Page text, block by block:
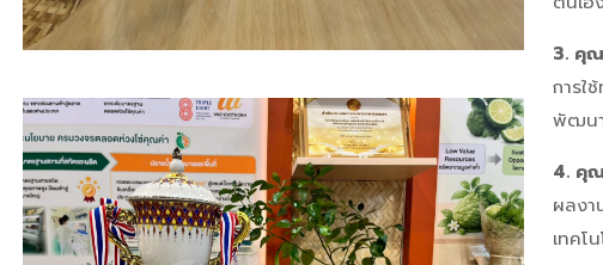
3. คุ
การใ
พัฒน
4. คุ
ผลงา
เทคโ